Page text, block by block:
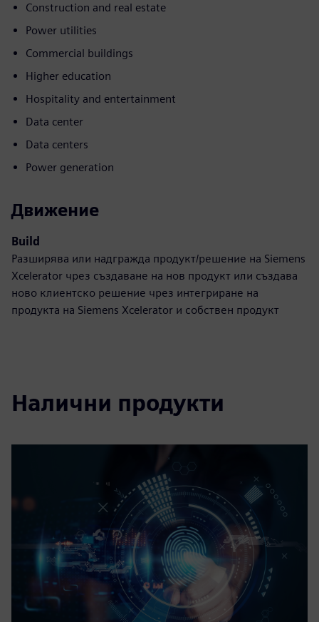
Construction and real estate
Power utilities
Commercial buildings
Higher education
Hospitality and entertainment
Data center
Data centers
Power generation
Движение
Build
Разширява или надгражда продукт/решение на Siemens
Xcelerator чрез създаване на нов продукт или създава
ново клиентско решение чрез интегриране на
продукта на Siemens Xcelerator и собствен продукт
Налични продукти